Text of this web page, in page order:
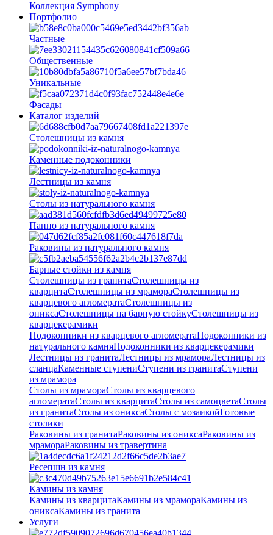
Коллекция Symphony
Портфолио
Частные
Общественные
Уникальные
Фасады
Каталог изделий
Столешницы из камня
Каменные подоконники
Лестницы из камня
Столы из натурального камня
Панно из натурального камня
Раковины из натурального камня
Барные стойки из камня
Столешницы из гранитаСтолешницы из
кварцитаСтолешницы из мрамораСтолешницы из
кварцевого агломератаCтолешницы из
ониксаСтолешницы на барную стойкуСтолешницы из
кварцекерамики
Подоконники из кварцевого агломератаПодоконники из
натурального камняПодоконники из кварцекерамики
Лестницы из гранитаЛестницы из мрамораЛестницы из
сланцаКаменные ступениСтупени из гранитаСтупени
из мрамора
Столы из мрамораСтолы из кварцевого
агломератаСтолы из кварцитаСтолы из самоцветаСтолы
из гранитаСтолы из ониксаСтолы с мозаикойГотовые
столики
Раковины из гранитаРаковины из ониксаРаковины из
мрамораРаковины из травертина
Ресепшн из камня
Камины из камня
Камины из кварцитаКамины из мрамораКамины из
ониксаКамины из гранита
Услуги